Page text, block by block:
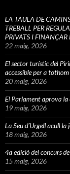
LA TAULA DE
TREBALL PER
PRIVATS I
22 maig, 2026
El sector turístic del
accessible per a tothom
20 maig, 2026
El Parlament aprova la
19 maig, 2026
La Seu d’Urgell acull
18 maig, 2026
4a edició del concurs
15 maig, 2026